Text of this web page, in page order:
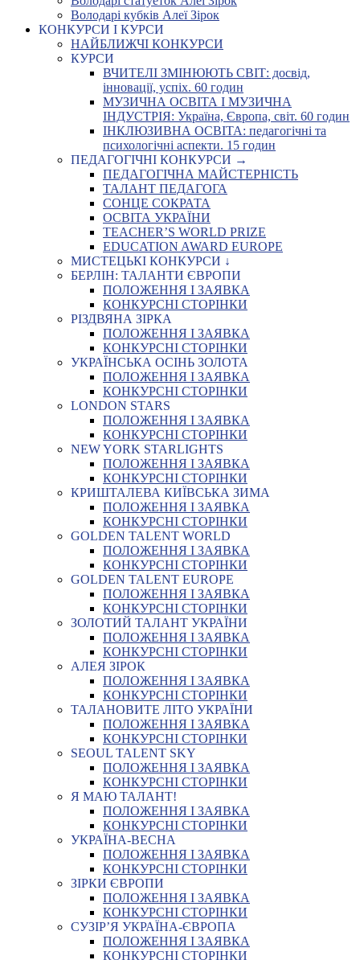
Володарі кубків Алеї Зірок
КОНКУРСИ І КУРСИ
НАЙБЛИЖЧІ КОНКУРСИ
КУРСИ
ВЧИТЕЛІ ЗМІНЮЮТЬ СВІТ: досвід,
інновації, успіх. 60 годин
МУЗИЧНА ОСВІТА І МУЗИЧНА
ІНДУСТРІЯ: Україна, Європа, світ. 60 годин
ІНКЛЮЗИВНА ОСВІТА: педагогічні та
психологічні аспекти. 15 годин
ПЕДАГОГІЧНІ КОНКУРСИ →
ПЕДАГОГІЧНА МАЙСТЕРНІСТЬ
ТАЛАНТ ПЕДАГОГА
СОНЦЕ СОКРАТА
ОСВІТА УКРАЇНИ
TEACHER’S WORLD PRIZE
EDUCATION AWARD EUROPE
МИСТЕЦЬКІ КОНКУРСИ ↓
БЕРЛІН: ТАЛАНТИ ЄВРОПИ
ПОЛОЖЕННЯ І ЗАЯВКА
КОНКУРСНІ СТОРІНКИ
РІЗДВЯНА ЗІРКА
ПОЛОЖЕННЯ І ЗАЯВКА
КОНКУРСНІ СТОРІНКИ
УКРАЇНСЬКА ОСІНЬ ЗОЛОТА
ПОЛОЖЕННЯ І ЗАЯВКА
КОНКУРСНІ СТОРІНКИ
LONDON STARS
ПОЛОЖЕННЯ І ЗАЯВКА
КОНКУРСНІ СТОРІНКИ
NEW YORK STARLIGHTS
ПОЛОЖЕННЯ І ЗАЯВКА
КОНКУРСНІ СТОРІНКИ
КРИШТАЛЕВА КИЇВСЬКА ЗИМА
ПОЛОЖЕННЯ І ЗАЯВКА
КОНКУРСНІ СТОРІНКИ
GOLDEN TALENT WORLD
ПОЛОЖЕННЯ І ЗАЯВКА
КОНКУРСНІ СТОРІНКИ
GOLDEN TALENT EUROPE
ПОЛОЖЕННЯ І ЗАЯВКА
КОНКУРСНІ СТОРІНКИ
ЗОЛОТИЙ ТАЛАНТ УКРАЇНИ
ПОЛОЖЕННЯ І ЗАЯВКА
КОНКУРСНІ СТОРІНКИ
АЛЕЯ ЗІРОК
ПОЛОЖЕННЯ І ЗАЯВКА
КОНКУРСНІ СТОРІНКИ
ТАЛАНОВИТЕ ЛІТО УКРАЇНИ
ПОЛОЖЕННЯ І ЗАЯВКА
КОНКУРСНІ СТОРІНКИ
SEOUL TALENT SKY
ПОЛОЖЕННЯ І ЗАЯВКА
КОНКУРСНІ СТОРІНКИ
Я МАЮ ТАЛАНТ!
ПОЛОЖЕННЯ І ЗАЯВКА
КОНКУРСНІ СТОРІНКИ
УКРАЇНА-ВЕСНА
ПОЛОЖЕННЯ І ЗАЯВКА
КОНКУРСНІ СТОРІНКИ
ЗІРКИ ЄВРОПИ
ПОЛОЖЕННЯ І ЗАЯВКА
КОНКУРСНІ СТОРІНКИ
СУЗІР’Я УКРАЇНА-ЄВРОПА
ПОЛОЖЕННЯ І ЗАЯВКА
КОНКУРСНІ СТОРІНКИ